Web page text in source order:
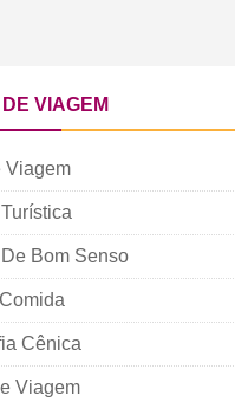
VIAGEM
Viagem
Bom Senso
Cênica
Viagem